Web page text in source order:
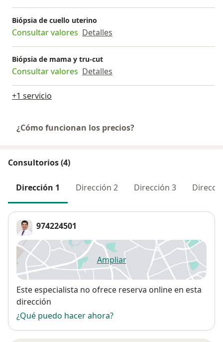
Biópsia de cuello uterino
Consultar valores Detalles
Biópsia de mama y tru-cut
Consultar valores Detalles
+1 servicio
¿Cómo funcionan los precios?
Consultorios (4)
Dirección 1 Dirección 2 Dirección 3
974224501
Ampliarse abre en una nueva
Disponibilidad
Este especialista no ofrece reserva online en esta
dirección
¿Qué puedo hacer ahora?